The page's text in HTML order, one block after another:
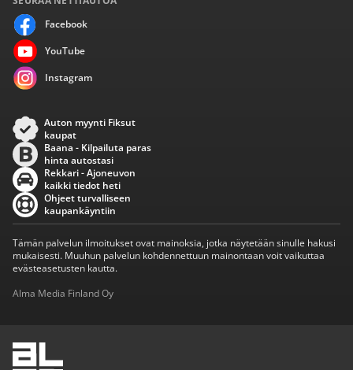
Facebook
YouTube
Instagram
Auton myynti Fiksut
kaupat
Baana - Kilpailuta paras
hinta autostasi
Rekkari - Ajoneuvon
kaikki tiedot heti
Ohjeet turvalliseen
kaupankäyntiin
Tämän palvelun ilmoitukset ovat mainoksia, jotka näytetään sinulle hakusi
mukaisesti. Muuhun palvelun kohdennettuun mainontaan voit vaikuttaa
evästeasetusten kautta.
Alma Media Finland Oy